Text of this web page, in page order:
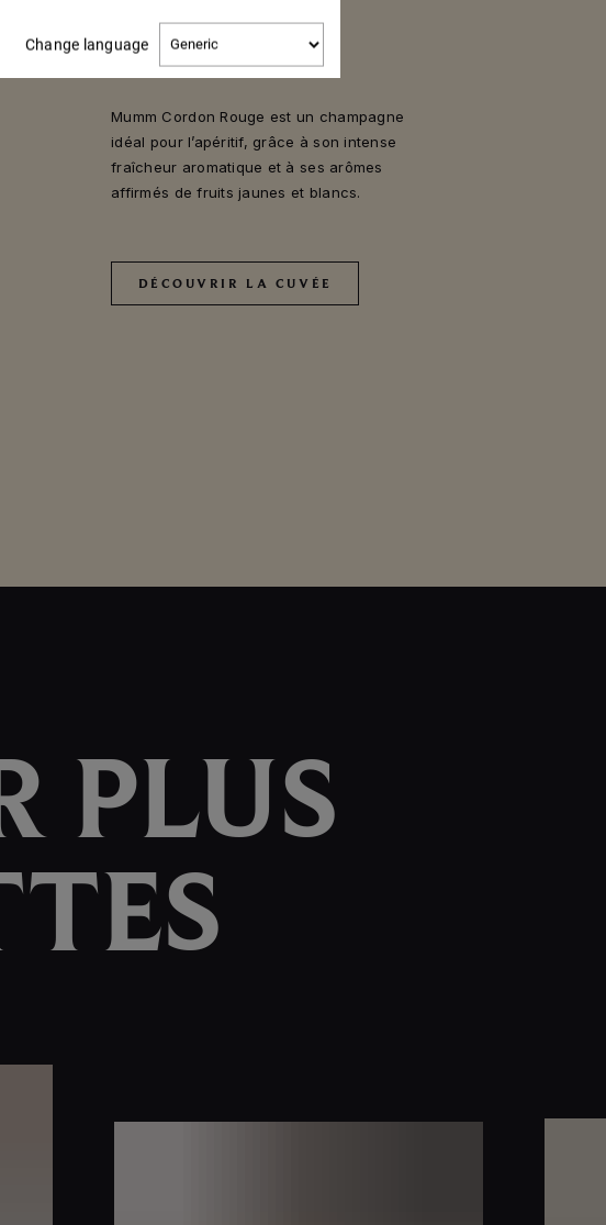
Mumm Cordon Rouge est un champagne
idéal pour l’apéritif, grâce à son intense
fraîcheur aromatique et à ses arômes
affirmés de fruits jaunes et blancs.
DÉCOUVRIR LA CUVÉE
DÉCOUVRIR LA CUVÉE
PLUS
Change language
Change
language